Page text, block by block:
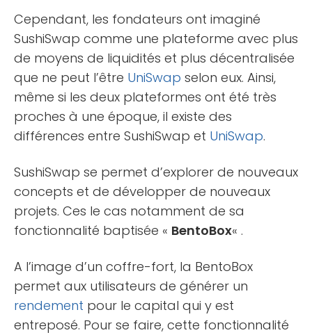
Cependant, les fondateurs ont imaginé
SushiSwap comme une plateforme avec plus
de moyens de liquidités et plus décentralisée
que ne peut l’être UniSwap selon eux. Ainsi,
même si les deux plateformes ont été très
proches à une époque, il existe des
différences entre SushiSwap et UniSwap.
SushiSwap se permet d’explorer de nouveaux
concepts et de développer de nouveaux
projets. Ces le cas notamment de sa
fonctionnalité baptisée « BentoBox« .
A l’image d’un coffre-fort, la BentoBox
permet aux utilisateurs de générer un
rendement pour le capital qui y est
entreposé. Pour se faire, cette fonctionnalité